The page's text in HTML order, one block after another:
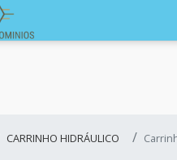
CARRINHO HIDRÁULICO